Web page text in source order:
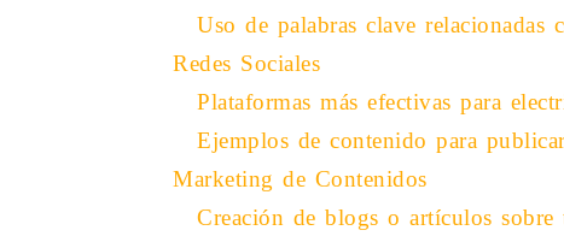
Uso de palabras clave relacionadas
Redes Sociales
Plataformas más efectivas para
Ejemplos de contenido para
Marketing de Contenidos
Creación de blogs o artículos sobre